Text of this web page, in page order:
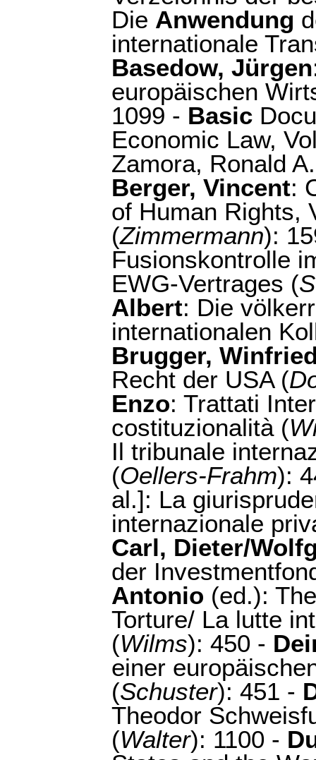
Die Anwendung
internationale
Basedow, Jürgen
europäischen
1099 - Basic
Economic Law,
Zamora, Ronald
Berger, Vincent:
of Human Rights,
(Zimmermann):
Fusionskontrolle
EWG-Vertrages (
Albert: Die
internationalen
Brugger,
Recht der USA (
Enzo: Trattati
costituzionalità (
Il tribunale
(Oellers-Frahm):
al.]: La
internazionale
Carl, Dieter/
der
Antonio (ed.):
Torture/ La lutte
(Wilms): 450 -
einer
(Schuster): 451 -
Theodor
(Walter): 1100 -